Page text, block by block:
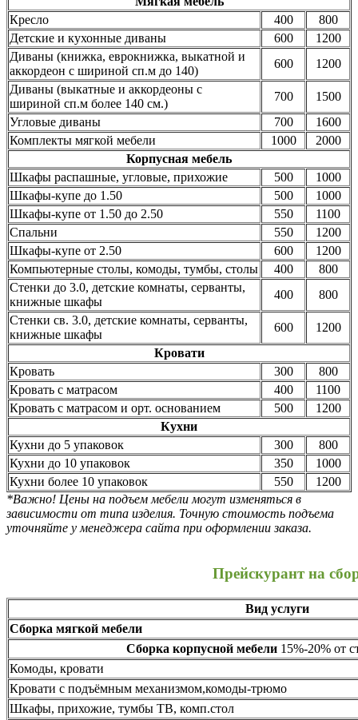
Кресло
400
800
Детские и кухонные диваны
600
1200
Диваны (книжка, еврокнижка, выкатной и
аккордеон с шириной сп.м до 140)
600
1200
Диваны (выкатные и аккордеоны с
шириной сп.м более 140 см.)
700
1500
Угловые диваны
700
1600
Комплекты мягкой мебели
1000
2000
Корпусная мебель
Шкафы распашные, угловые, прихожие
500
1000
Шкафы-купе до 1.50
500
1000
Шкафы-купе от 1.50 до 2.50
550
1100
Спальни
550
1200
Шкафы-купе от 2.50
600
1200
Компьютерные столы, комоды, тумбы, столы
400
800
Стенки до 3.0, детские комнаты, серванты,
книжные шкафы
400
800
Стенки св. 3.0, детские комнаты, серванты,
книжные шкафы
600
1200
Кровати
Кровать
300
800
Кровать с матрасом
400
1100
Кровать с матрасом и орт. основанием
500
1200
Кухни
Кухни до 5 упаковок
300
800
Кухни до 10 упаковок
350
1000
Кухни более 10 упаковок
550
1200
*Важно! Цены на подъем мебели могут изменяться в
зависимости от типа изделия. Точную стоимость подъема
уточняйте у менеджера сайта при оформлении заказа.
Прейскурант на
Вид услуги
Сборка мягкой мебели
Сборка корпусной мебели15%-20% от
Комоды, кровати
Кровати с подъёмным механизмом,комоды-трюмо
Шкафы, прихожие, тумбы ТВ, комп.стол